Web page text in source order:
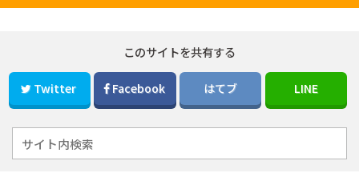
このサイトを共有する
Twitter Facebook はてブ LINE